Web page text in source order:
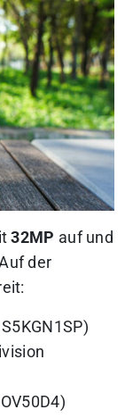
32MP auf und
der